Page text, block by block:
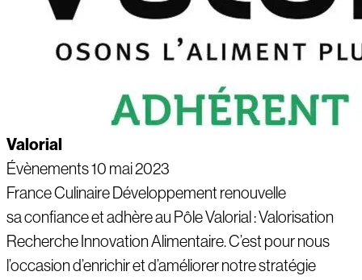
Valorial
Évènements10 mai 2023
France Culinaire Développement renouvelle
sa confiance et adhère au Pôle Valorial : Valorisation
Recherche Innovation Alimentaire. C’est pour nous
l’occasion d’enrichir et d’améliorer notre stratégie